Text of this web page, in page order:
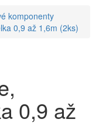
komponenty
0,9 až 1,6m (2ks)
0,9 až